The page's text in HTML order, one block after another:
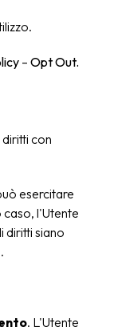
– Opt Out.
con
esercitare
caso, l'Utente
diritti siano
. L'Utente